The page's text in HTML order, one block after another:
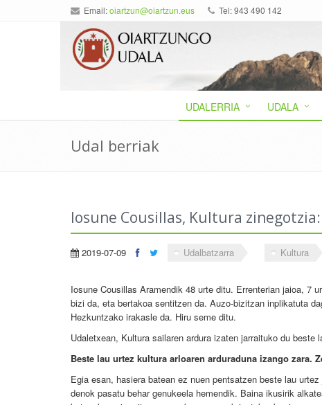
Email:oiartzun@oiartzun.eus Tel: 943 490 142
UDALERRIA UDALA
Udal berriak
Iosune Cousillas, Kultura
2019-07-09 Udalbatzarra Kultura
Iosune Cousillas Aramendik 48 urte ditu. Errenterian jaioa, 7
bizi da, eta bertakoa sentitzen da. Auzo-bizitzan inplikatuta
Hezkuntzako irakasle da. Hiru seme ditu.
Udaletxean, Kultura sailaren ardura izaten jarraituko du beste
Beste lau urtez kultura arloaren arduraduna izango zara.
Egia esan, hasiera batean ez nuen pentsatzen beste lau
denok pasatu behar genukeela hemendik. Baina ikusirik